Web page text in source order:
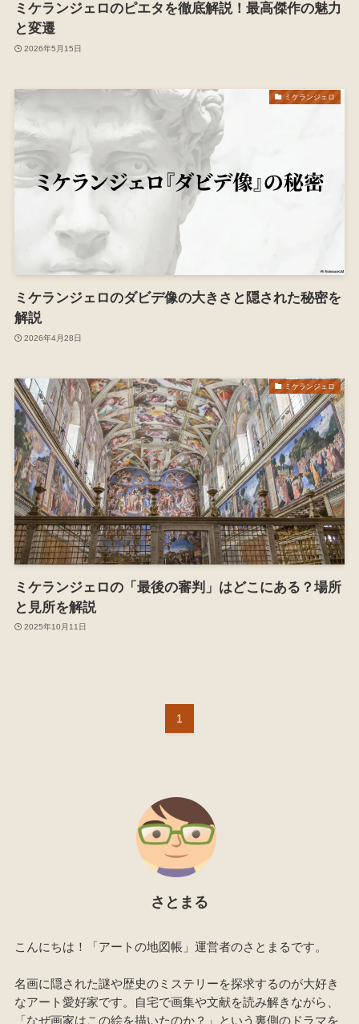
ミケランジェロのピエタを徹底解説！最高傑作の魅力
と変遷
2026年5月15日
ミケランジェロ
ミケランジェロのダビデ像の大きさと隠された秘密を
解説
2026年4月28日
ミケランジェロ
ミケランジェロの「最後の審判」はどこにある？場所
と見所を解説
2025年10月11日
1
さとまる
こんにちは！「アートの地図帳」運営者のさとまるです。
名画に隠された謎や歴史のミステリーを探求するのが大好き
なアート愛好家です。自宅で画集や文献を読み解きながら、
「なぜ画家はこの絵を描いたのか？」という裏側のドラマを